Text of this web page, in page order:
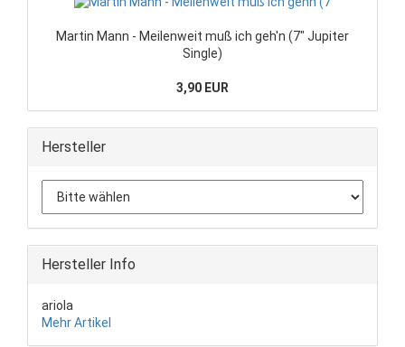
Martin Mann - Meilenweit muß ich geh'n (7" Jupiter
Single)
3,90 EUR
Hersteller
Hersteller Info
ariola
Mehr Artikel